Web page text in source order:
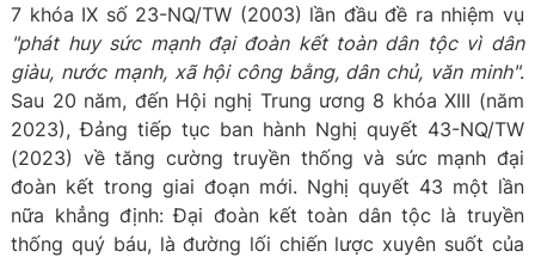
7 khóa IX số 23-NQ/TW (2003) lần đầu đề ra nhiệm vụ
"phát huy sức mạnh đại đoàn kết toàn dân tộc vì dân
giàu, nước mạnh, xã hội công bằng, dân chủ, văn minh".
Sau 20 năm, đến Hội nghị Trung ương 8 khóa XIII (năm
2023), Đảng tiếp tục ban hành Nghị quyết 43-NQ/TW
(2023) về tăng cường truyền thống và sức mạnh đại
đoàn kết trong giai đoạn mới. Nghị quyết 43 một lần
nữa khẳng định: Đại đoàn kết toàn dân tộc là truyền
thống quý báu, là đường lối chiến lược xuyên suốt của